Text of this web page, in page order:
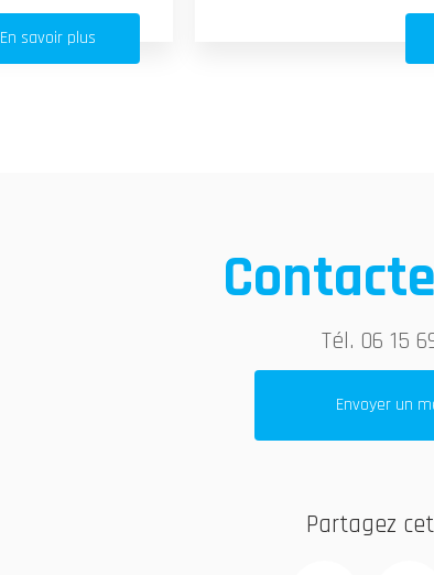
En savoir plus
Tél. 06 15
Envoyer un
Partagez